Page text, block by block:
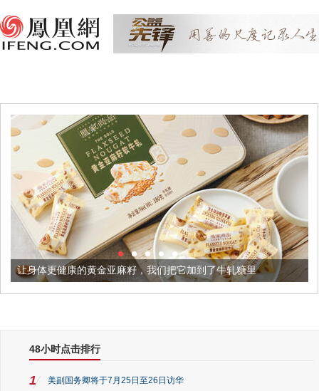
的黄金亚麻籽，我们把它加到了牛轧糖里 被列入佛家七
48小时点击排行
1 美副国务卿将于7月25日至26日访华